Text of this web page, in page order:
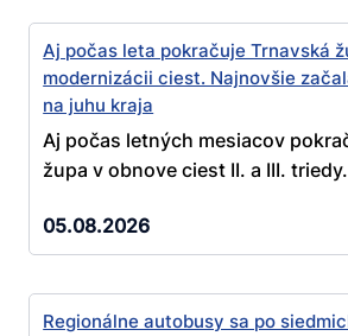
Aj počas leta pokračuje Trnavská
modernizácii ciest. Najnovšie
na juhu kraja
Aj počas letných mesiacov
župa v obnove ciest II. a III.
05.08.2026
Regionálne autobusy sa po